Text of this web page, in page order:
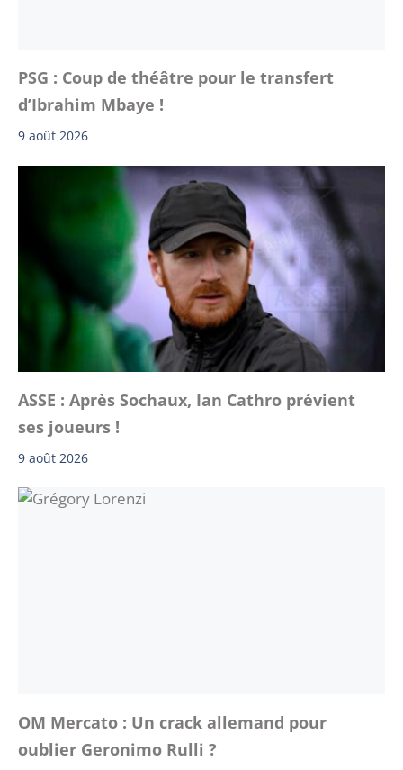
PSG : Coup de théâtre pour le transfert
d’Ibrahim Mbaye !
9 août 2026
ASSE : Après Sochaux, Ian Cathro prévient
ses joueurs !
9 août 2026
OM Mercato : Un crack allemand pour
oublier Geronimo Rulli ?